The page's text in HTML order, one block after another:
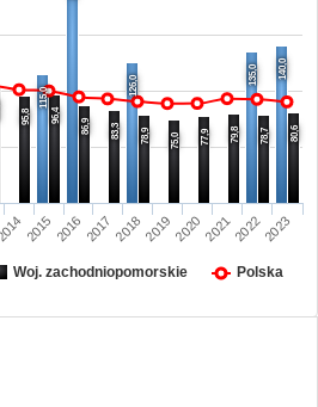
115,0
126,0 135,0 140,0
95,8 96,4
86,9 83,3 78,9 75,0 77,9 79,8 78,7 80,6
2015 2016 2017 201820192020202120222023
Woj. zachodniopomorskie Polska